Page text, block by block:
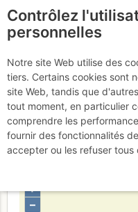
Orpierre
l'Ascle : Le
danse
+
–
Contrôlez
personnelles
Notre site Web utilise des
tiers. Certains cookies sont
site Web, tandis que
tout moment, en particulier
comprendre les
fournir des fonctionnalités
accepter ou les refuser tous